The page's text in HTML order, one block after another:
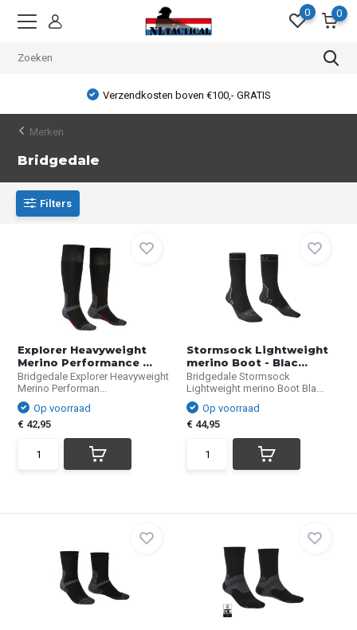
0 0
Verzendkosten boven €100,- GRATIS
Merken
Bridgedale
Filters
Explorer Heavyweight
Merino Performance ...
Bridgedale Explorer Heavyweight
Merino Performan...
Op voorraad
€ 42,95
Stormsock Lightweight
merino Boot - Blac...
Bridgedale Stormsock
Lightweight merino Boot Bla...
Op voorraad
€ 44,95